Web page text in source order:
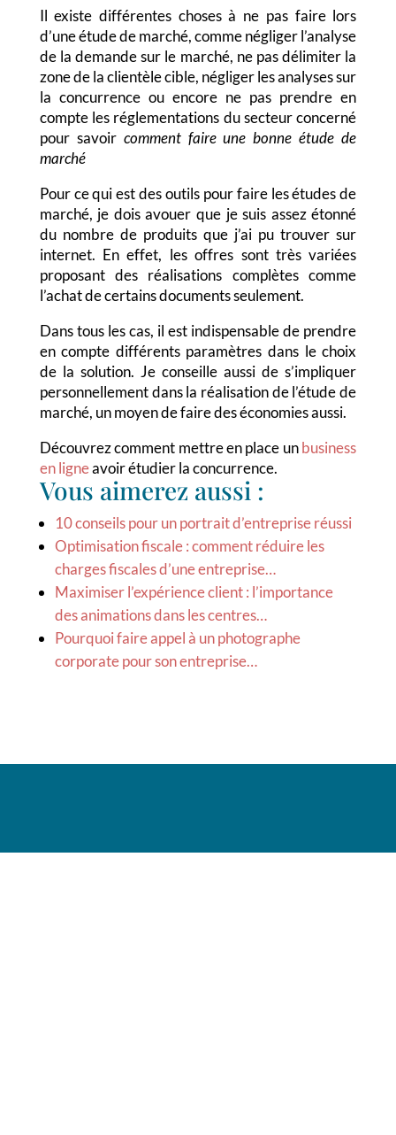
Il existe différentes choses à ne pas faire lors
d’une étude de marché, comme négliger l’analyse
de la demande sur le marché, ne pas délimiter la
zone de la clientèle cible, négliger les analyses sur
la concurrence ou encore ne pas prendre en
compte les réglementations du secteur concerné
pour savoir comment faire une bonne étude de
marché
Pour ce qui est des outils pour faire les études de
marché, je dois avouer que je suis assez étonné
du nombre de produits que j’ai pu trouver sur
internet. En effet, les offres sont très variées
proposant des réalisations complètes comme
l’achat de certains documents seulement.
Dans tous les cas, il est indispensable de prendre
en compte différents paramètres dans le choix
de la solution. Je conseille aussi de s’impliquer
personnellement dans la réalisation de l’étude de
marché, un moyen de faire des économies aussi.
Découvrez comment mettre en place unbusiness
en ligneavoir étudier la concurrence.
Vous aimerez aussi :
10 conseils pour un portrait d’entreprise réussi
Optimisation fiscale : comment réduire les
charges fiscales d’une entreprise…
Maximiser l’expérience client : l’importance
des animations dans les centres…
Pourquoi faire appel à un photographe
corporate pour son entreprise…